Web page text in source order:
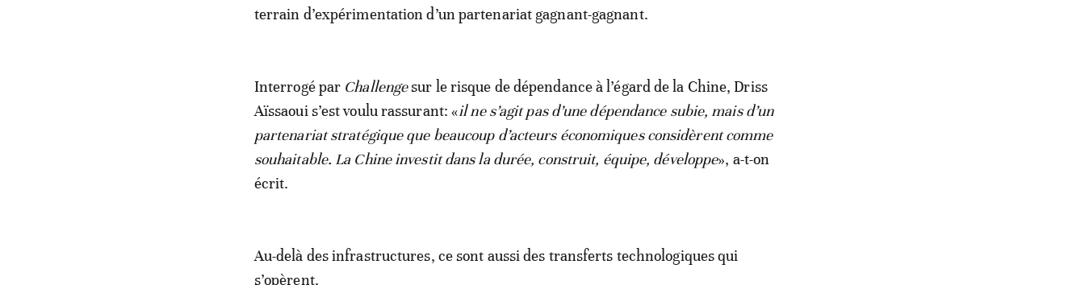
terrain d’expérimentation d’un partenariat gagnant-gagnant.
Interrogé par Challengesur le risque de dépendance à l’égard de la Chine, Driss
Aïssaoui s’est voulu rassurant: «il ne s’agit pas d’une dépendance subie, mais d’un
partenariat stratégique que beaucoup d’acteurs économiques considèrent comme
souhaitable. La Chine investit dans la durée, construit, équipe, développe», a-t-on
écrit.
Au-delà des infrastructures, ce sont aussi des transferts technologiques qui
s’opèrent.